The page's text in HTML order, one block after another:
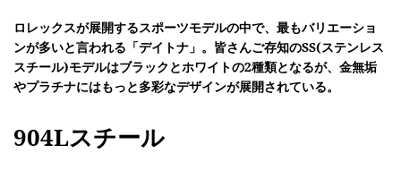
ロレックスが展開するスポーツモデルの中で、最もバリエーショ
ンが多いと言われる「デイトナ」。皆さんご存知のSS(ステンレス
スチール)モデルはブラックとホワイトの2種類となるが、金無垢
やプラチナにはもっと多彩なデザインが展開されている。
904Lスチール